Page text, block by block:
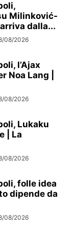
Milinković-
dalla...
08/2026
l’Ajax
Noa Lang |
08/2026
Lukaku
| La
08/2026
folle idea
dipende da
08/2026